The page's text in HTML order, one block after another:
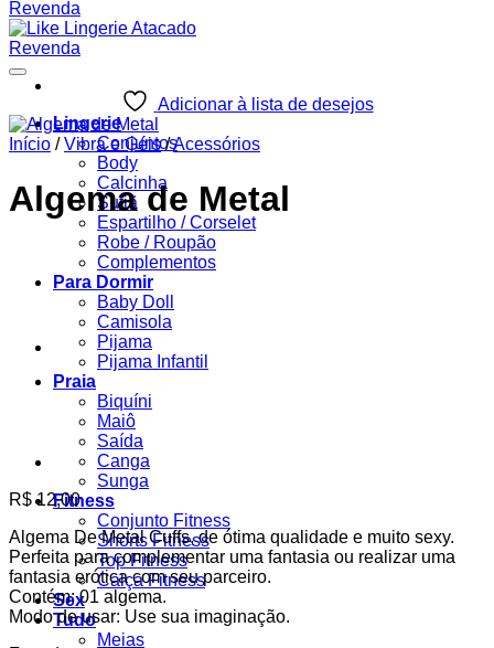
Lingerie
Conjuntos
Body
Calcinha
Sutiã
Espartilho / Corselet
Robe / Roupão
Complementos
Para Dormir
Baby Doll
Camisola
Pijama
Pijama Infantil
Praia
Biquíni
Maiô
Saída
Canga
Sunga
Fitness
Conjunto Fitness
Shorts Fitness
Top Fitness
Calça Fitness
Sex
Tudo
Meias
Adicionar à lista de desejos
Início / Vibra e Géis /Acessórios
Algema de Metal
R$12,00
Algema De Metal Cuffs, de ótima qualidade e muito sexy.
Perfeita para complementar uma fantasia ou realizar uma
fantasia erótica com seu parceiro.
Contém: 01 algema.
Modo de usar: Use sua imaginação.